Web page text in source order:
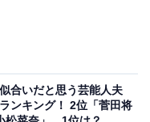
似合いだと思う芸能人夫
ンキング！ 2位「菅田将